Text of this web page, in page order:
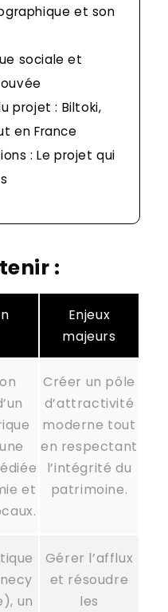
et son
sociale et
projet : Biltoki,
en France
: Le projet qui
:
Enjeux
majeurs
et
Créer un pôle
d’attractivité
moderne tout
en respectant
l’intégrité du
patrimoine.
un
Gérer l’afflux
et résoudre
les